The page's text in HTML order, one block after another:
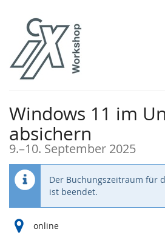
Haupt-
Inhalt
springen
Windows 11 im
absichern
9.–bis
10. September 2025
Der Buchungszeitraum für
ist beendet.
online